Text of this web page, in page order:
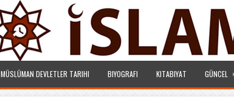
MÜSLÜMAN DEVLETLER TARIHI BIYOGRAFI KITABIYAT GÜNCEL